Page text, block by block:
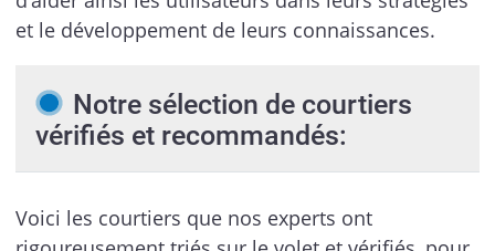
et le développement de leurs connaissances.
Notre sélection de courtiers
vérifiés et recommandés:
Voici les courtiers que nos experts ont